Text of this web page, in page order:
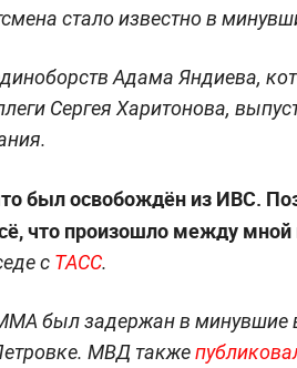
стало известно в
Адама Яндиева,
Сергея Харитонова,
был освобождён из ИВС.
что произошло между
с ТАСС.
был задержан в минувшие
МВД также